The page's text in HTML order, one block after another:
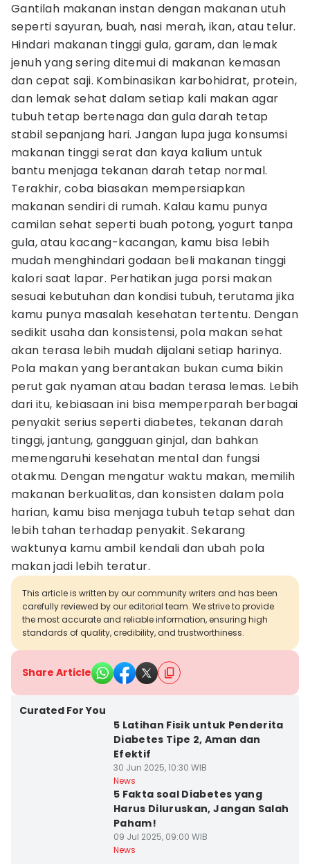
Gantilah makanan instan dengan makanan utuh
seperti sayuran, buah, nasi merah, ikan, atau telur.
Hindari makanan tinggi gula, garam, dan lemak
jenuh yang sering ditemui di makanan kemasan
dan cepat saji. Kombinasikan karbohidrat, protein,
dan lemak sehat dalam setiap kali makan agar
tubuh tetap bertenaga dan gula darah tetap
stabil sepanjang hari. Jangan lupa juga konsumsi
makanan tinggi serat dan kaya kalium untuk
bantu menjaga tekanan darah tetap normal.
Terakhir, coba biasakan mempersiapkan
makanan sendiri di rumah. Kalau kamu punya
camilan sehat seperti buah potong, yogurt tanpa
gula, atau kacang-kacangan, kamu bisa lebih
mudah menghindari godaan beli makanan tinggi
kalori saat lapar. Perhatikan juga porsi makan
sesuai kebutuhan dan kondisi tubuh, terutama jika
kamu punya masalah kesehatan tertentu. Dengan
sedikit usaha dan konsistensi, pola makan sehat
akan terasa lebih mudah dijalani setiap harinya.
Pola makan yang berantakan bukan cuma bikin
perut gak nyaman atau badan terasa lemas. Lebih
dari itu, kebiasaan ini bisa memperparah berbagai
penyakit serius seperti diabetes, tekanan darah
tinggi, jantung, gangguan ginjal, dan bahkan
memengaruhi kesehatan mental dan fungsi
otakmu. Dengan mengatur waktu makan, memilih
makanan berkualitas, dan konsisten dalam pola
harian, kamu bisa menjaga tubuh tetap sehat dan
lebih tahan terhadap penyakit. Sekarang
waktunya kamu ambil kendali dan ubah pola
makan jadi lebih teratur.
This article is written by our community writers and has been
carefully reviewed by our editorial team. We strive to provide
the most accurate and reliable information, ensuring high
standards of quality, credibility, and trustworthiness.
Share Article
Curated For You
5 Latihan Fisik untuk Penderita
Diabetes Tipe 2, Aman dan
Efektif
30 Jun 2025, 10:30 WIB
News
5 Fakta soal Diabetes yang
Harus Diluruskan, Jangan Salah
Paham!
09 Jul 2025, 09:00 WIB
News